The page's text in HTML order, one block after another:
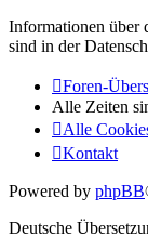
Informationen über
sind in der
Foren-
Alle Zeiten
Alle
Kontakt
Powered by phpBB
Deutsche